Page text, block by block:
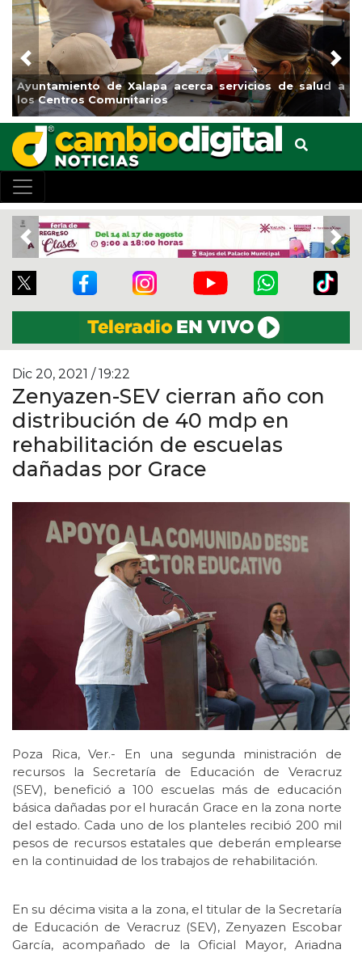
de Xalapa acerca servicios de salud a
Comunitarios
Municipio
el
Previous
Previous
Dic 20, 2021 / 19:22
Zenyazen-SEV cierran año con
distribución de 40 mdp en
rehabilitación de escuelas
dañadas por Grace
Poza Rica, Ver.- En una segunda ministración de
recursos la Secretaría de Educación de Veracruz
(SEV), benefició a 100 escuelas más de educación
básica dañadas por el huracán Grace en la zona norte
del estado. Cada uno de los planteles recibió 200 mil
pesos de recursos estatales que deberán emplearse
en la continuidad de los trabajos de rehabilitación.
En su décima visita a la zona, el titular de la Secretaría
de Educación de Veracruz (SEV), Zenyazen Escobar
García, acompañado de la Oficial Mayor, Ariadna